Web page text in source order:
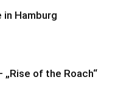
in Hamburg
„Rise of the Roach“